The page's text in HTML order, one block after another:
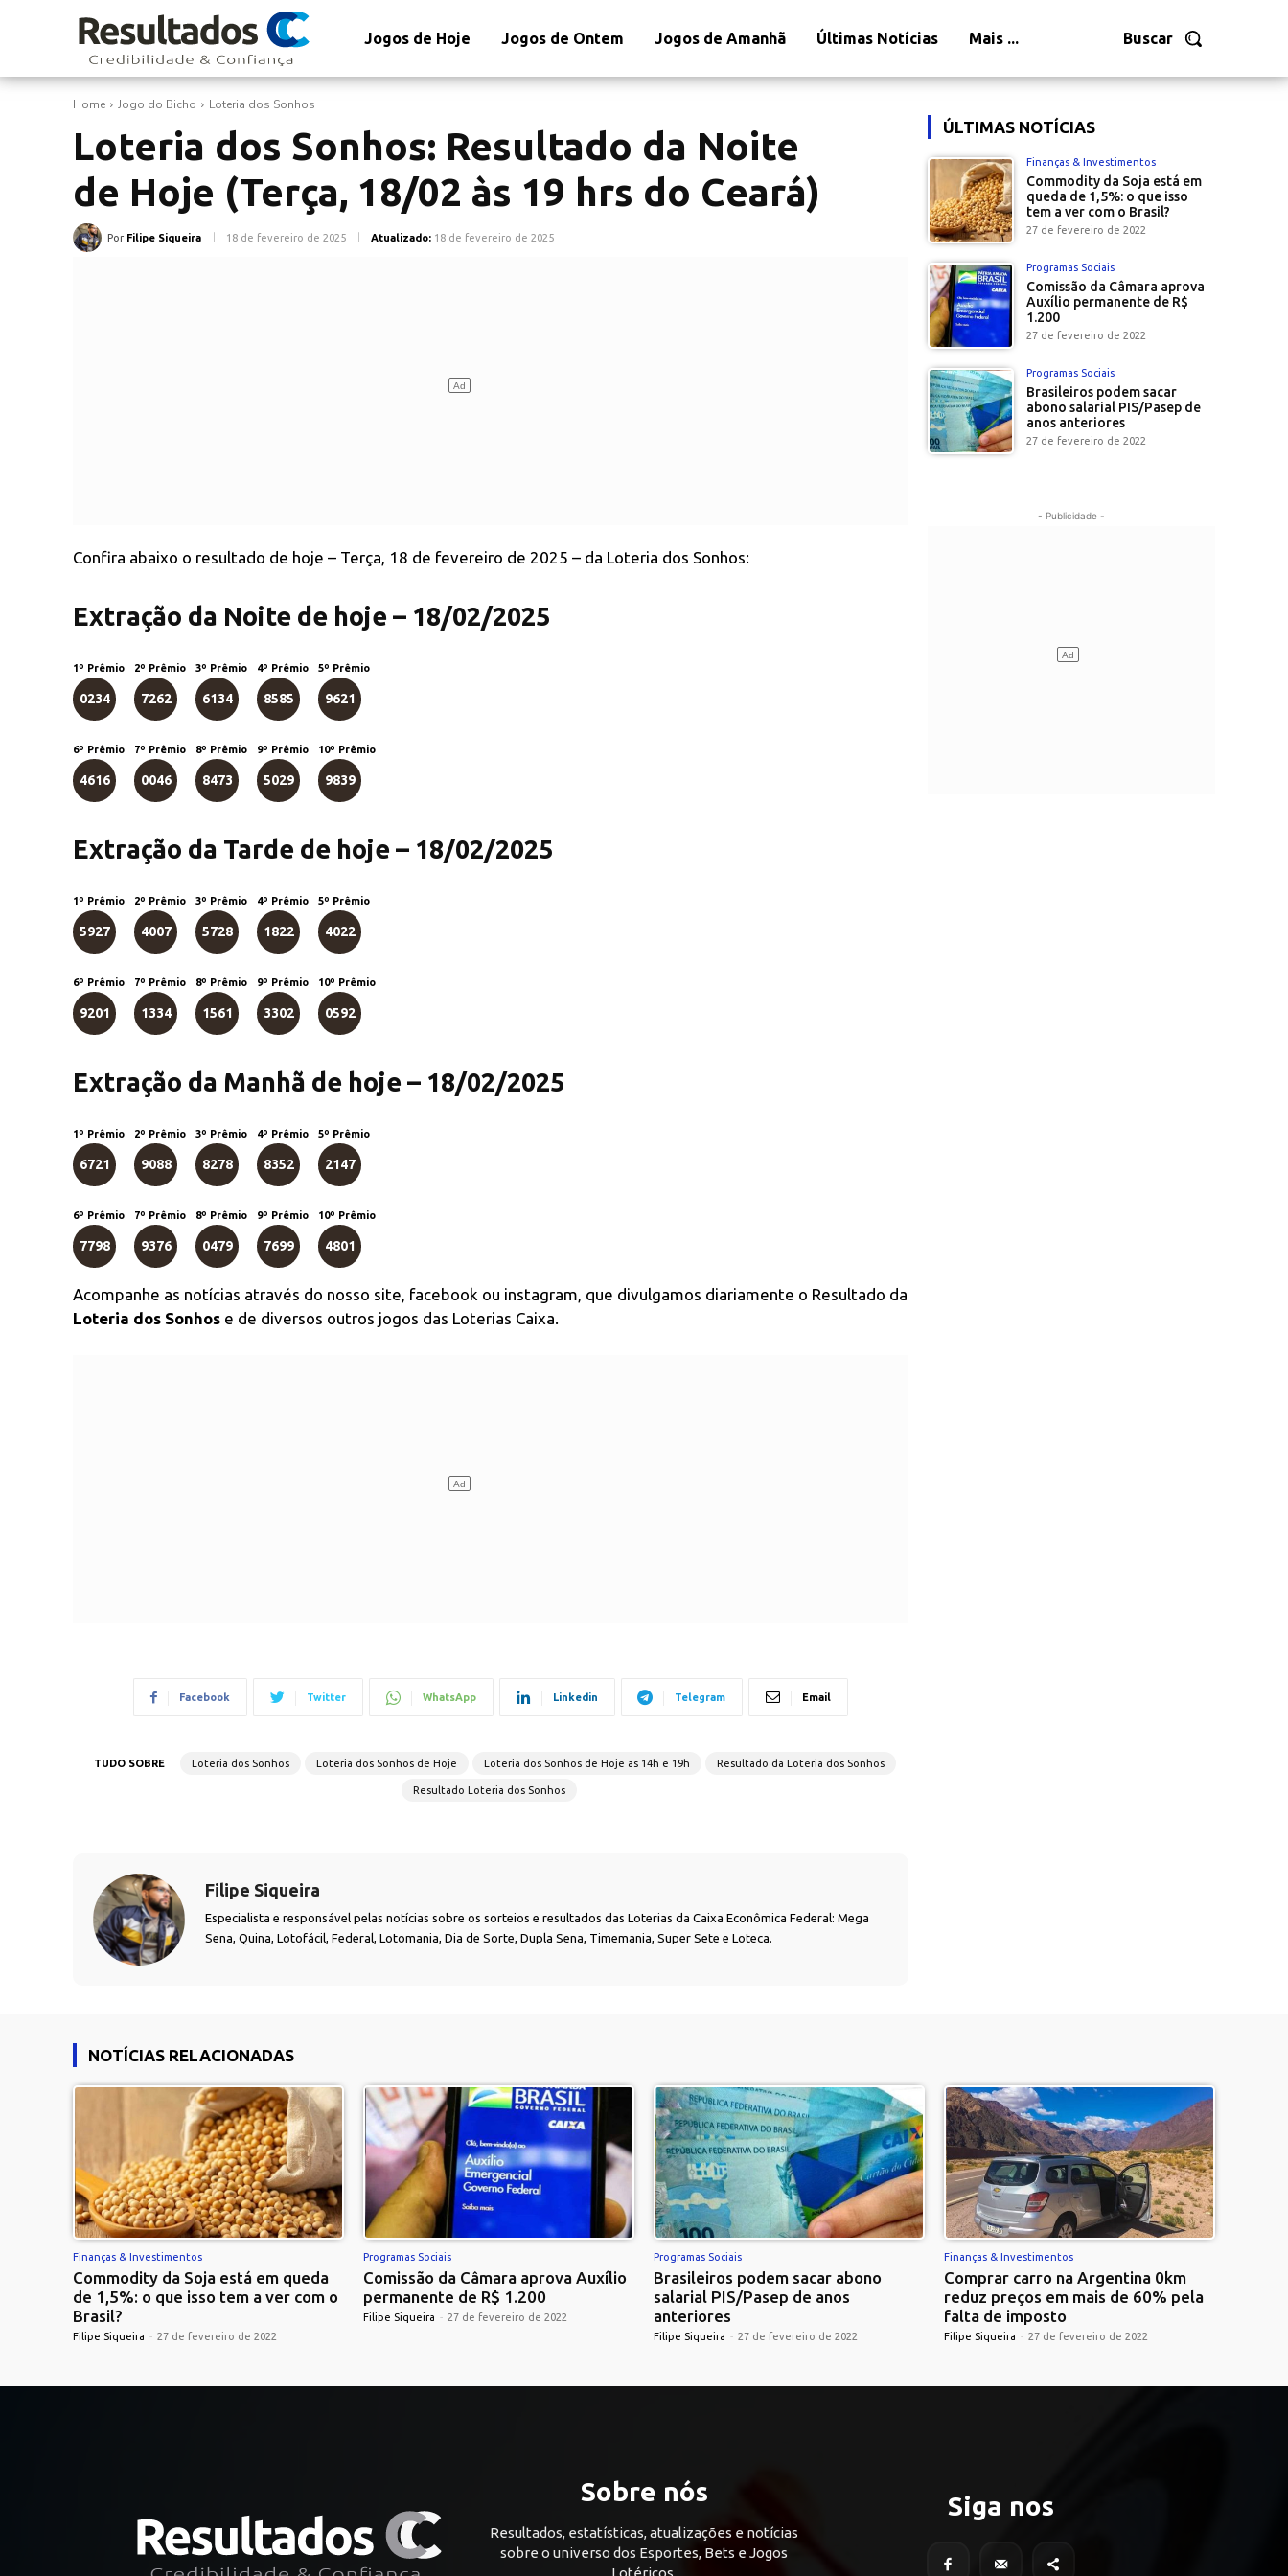
Buscar
Jogos de Hoje Jogos de Ontem Jogos de Amanhã Últimas Notícias Mais ...
Home Jogo do Bicho Loteria dos Sonhos
Loteria dos Sonhos: Resultado da Noite
de Hoje (Terça, 18/02 às 19 hrs do Ceará)
Por Filipe Siqueira 18 de fevereiro de 2025 Atualizado: 18 de fevereiro de 2025
Confira abaixo o resultado de hoje – Terça, 18 de fevereiro de 2025 – da Loteria dos Sonhos:
Extração da Noite de hoje – 18/02/2025
1º Prêmio
0234
2º Prêmio
7262
3º Prêmio
6134
4º Prêmio
8585
5º Prêmio
9621
6º Prêmio
4616
7º Prêmio
0046
8º Prêmio
8473
9º Prêmio
5029
10º Prêmio
9839
Extração da Tarde de hoje – 18/02/2025
1º Prêmio
5927
2º Prêmio
4007
3º Prêmio
5728
4º Prêmio
1822
5º Prêmio
4022
6º Prêmio
9201
7º Prêmio
1334
8º Prêmio
1561
9º Prêmio
3302
10º Prêmio
0592
Extração da Manhã de hoje – 18/02/2025
1º Prêmio
6721
2º Prêmio
9088
3º Prêmio
8278
4º Prêmio
8352
5º Prêmio
2147
6º Prêmio
7798
7º Prêmio
9376
8º Prêmio
0479
9º Prêmio
7699
10º Prêmio
4801
Acompanhe as notícias através do nosso site, facebook ou instagram, que divulgamos diariamente o Resultado da
Loteria dos Sonhos e de diversos outros jogos das Loterias Caixa.
Facebook Twitter WhatsApp Linkedin Telegram Email
TUDO SOBRE Loteria dos Sonhos Loteria dos Sonhos de Hoje Loteria dos Sonhos de Hoje as 14h e 19h Resultado da Loteria dos Sonhos
Resultado Loteria dos Sonhos
Filipe Siqueira
Especialista e responsável pelas notícias sobre os sorteios e resultados das Loterias da Caixa Econômica Federal: Mega
Sena, Quina, Lotofácil, Federal, Lotomania, Dia de Sorte, Dupla Sena, Timemania, Super Sete e Loteca.
ÚLTIMAS NOTÍCIAS
Finanças & Investimentos
Commodity da Soja está em
queda de 1,5%: o que isso
tem a ver com o Brasil?
27 de fevereiro de 2022
Programas Sociais
Comissão da Câmara aprova
Auxílio permanente de R$
1.200
27 de fevereiro de 2022
Programas Sociais
Brasileiros podem sacar
abono salarial PIS/Pasep de
anos anteriores
27 de fevereiro de 2022
- Publicidade -
NOTÍCIAS RELACIONADAS
Finanças & Investimentos
Commodity da Soja está em queda
de 1,5%: o que isso tem a ver com o
Brasil?
Filipe Siqueira - 27 de fevereiro de 2022
Programas Sociais
Comissão da Câmara aprova Auxílio
permanente de R$ 1.200
Filipe Siqueira - 27 de fevereiro de 2022
Programas Sociais
Brasileiros podem sacar abono
salarial PIS/Pasep de anos
anteriores
Filipe Siqueira - 27 de fevereiro de 2022
Finanças & Investimentos
Comprar carro na Argentina 0km
reduz preços em mais de 60% pela
falta de imposto
Filipe Siqueira - 27 de fevereiro de 2022
Sobre nós
Resultados, estatísticas, atualizações e notícias
sobre o universo dos Esportes, Bets e Jogos
Siga nos